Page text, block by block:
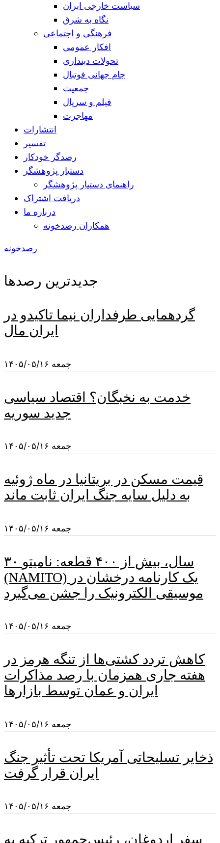
سیاست خارجی ایران
نگاه به شرق
فرهنگی و اجتماعی
افکار عمومی
تحولات دینداری
جام جهانی فوتبال
جمعیت
فیلم و سریال
مهاجرت
انتشارات
تفسیر
رصدگر خودکار
دستیار پژوهشگر
راهنمای دستیار پژوهشگر
دریافت اشتراک
درباره ما
همکاران رصدخونه
رصدخونه
جدیدترین رصدها
گردهمایی طرفداران نیما تاکیدو در
ایران مال
جمعه ۱۴۰۵/۰۵/۱۶
خدمت به نخبگان؟ اقتصاد سیاسی
جدید سوریه
جمعه ۱۴۰۵/۰۵/۱۶
قیمت مسکن در بریتانیا در ماه ژوئیه
به دلیل سایه جنگ ایران ثابت ماند
جمعه ۱۴۰۵/۰۵/۱۶
۳۰ سال، بیش از ۴۰۰ قطعه: نامیتو
(NAMITO) یک کارنامه درخشان در
موسیقی الکترونیک را جشن می‌گیرد
جمعه ۱۴۰۵/۰۵/۱۶
کاهش تردد کشتی‌ها از تنگه هرمز در
هفته جاری همزمان با رصد مذاکرات
ایران و عمان توسط بازارها
جمعه ۱۴۰۵/۰۵/۱۶
ذخایر تسلیحاتی آمریکا تحت تأثیر جنگ
ایران قرار گرفت
جمعه ۱۴۰۵/۰۵/۱۶
سفر اردوغان، رئیس‌جمهور ترکیه به